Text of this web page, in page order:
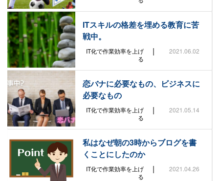
ITスキルの格差を埋める教育に苦
戦中。
IT化で作業効率を上げ
る
| 2021.06.02
恋バナに必要なもの、ビジネスに
必要なもの
IT化で作業効率を上げ
る
| 2021.05.14
私はなぜ朝の3時からブログを書
くことにしたのか
IT化で作業効率を上げ
る
| 2021.04.26